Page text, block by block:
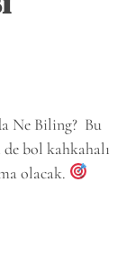
Ne Biling? Bu
de bol kahkahalı
olacak.